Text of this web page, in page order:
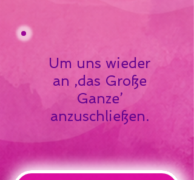
Um uns wieder
an ‚das Große
Ganze’
anzuschließen.